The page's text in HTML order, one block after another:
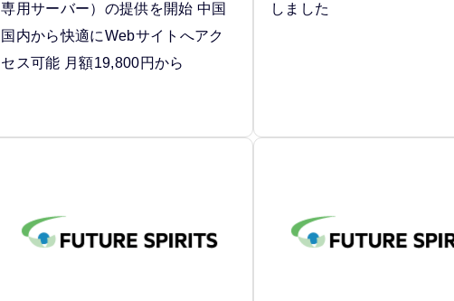
専用サーバー）の提供を開始 中国
国内から快適にWebサイトへアク
セス可能 月額19,800円から
しました